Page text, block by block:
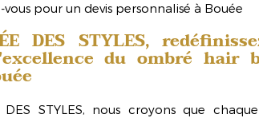
pour un devis personnalisé à Bouée
DES STYLES,
duombré hair
DES STYLES, nous croyons que